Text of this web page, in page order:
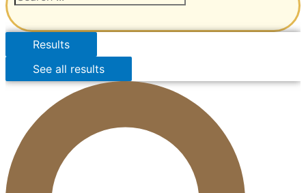
Results
See all results